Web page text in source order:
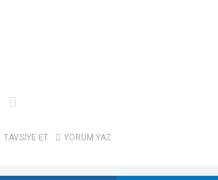
TAVSİYE ET YORUM YAZ